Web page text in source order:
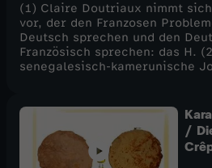
(1) Claire Doutriaux nimmt
vor, der den Franzosen
Deutsch sprechen und den
Französisch sprechen: das H.
senegalesisch-kamerunische
Schluss wie gewohnt: das
/